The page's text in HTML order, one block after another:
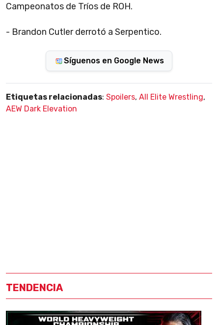
Campeonatos de Tríos de ROH.
- Brandon Cutler derrotó a Serpentico.
Síguenos en Google News
Etiquetas relacionadas: Spoilers, All Elite Wrestling,
AEW Dark Elevation
TENDENCIA